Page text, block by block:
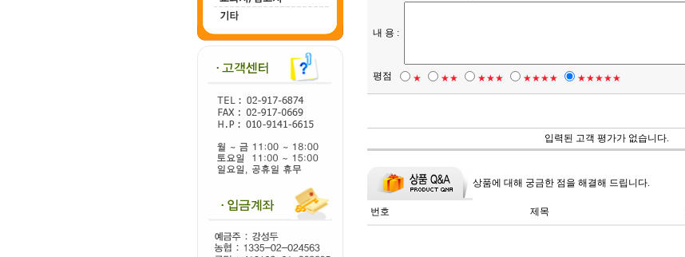
내 용 :
평점 ★ ★★ ★★★ ★★★★ ★★★★★
입력된 고객 평가가 없습니다.
상품에 대해 궁금한 점을 해결해 드립니다.
번호 제목